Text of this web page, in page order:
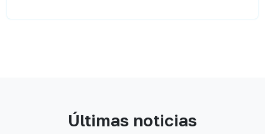
Últimas noticias